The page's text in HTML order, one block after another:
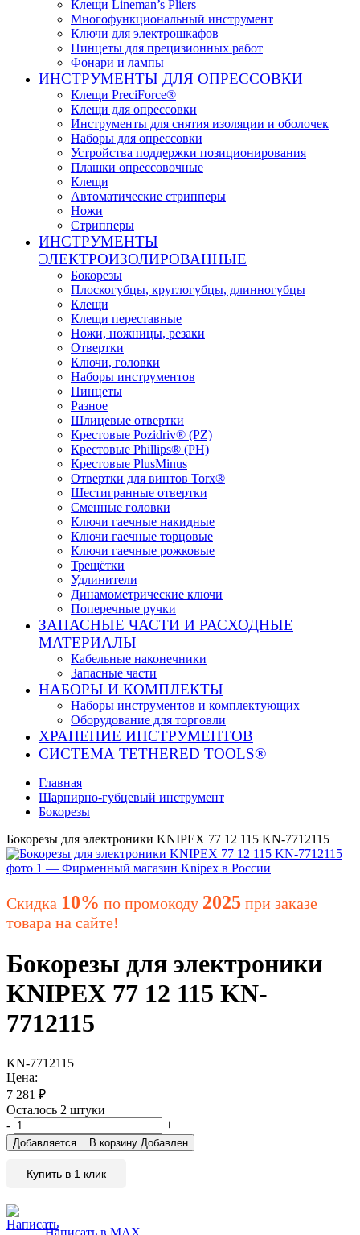
Клещи Lineman’s Pliers
Многофункциональный инструмент
Ключи для электрошкафов
Пинцеты для прецизионных работ
Фонари и лампы
ИНСТРУМЕНТЫ ДЛЯ ОПРЕССОВКИ
Клещи PreciForce®
Клещи для опрессовки
Инструменты для снятия изоляции и оболочек
Наборы для опрессовки
Устройства поддержки позиционирования
Плашки опрессовочные
Клещи
Автоматические стрипперы
Ножи
Стрипперы
ИНСТРУМЕНТЫ
ЭЛЕКТРОИЗОЛИРОВАННЫЕ
Бокорезы
Плоскогубцы, круглогубцы, длинногубцы
Клещи
Клещи переставные
Ножи, ножницы, резаки
Отвертки
Ключи, головки
Наборы инструментов
Пинцеты
Разное
Шлицевые отвертки
Крестовые Pozidriv® (PZ)
Крестовые Phillips® (PH)
Крестовые PlusMinus
Отвертки для винтов Torx®
Шестигранные отвертки
Сменные головки
Ключи гаечные накидные
Ключи гаечные торцовые
Ключи гаечные рожковые
Трещётки
Удлинители
Динамометрические ключи
Поперечные ручки
ЗАПАСНЫЕ ЧАСТИ И РАСХОДНЫЕ
МАТЕРИАЛЫ
Кабельные наконечники
Запасные части
НАБОРЫ И КОМПЛЕКТЫ
Наборы инструментов и комплектующих
Оборудование для торговли
ХРАНЕНИЕ ИНС­ТРУ­МЕН­ТОВ
СИСТЕМА TETHERED TOOLS®
Главная
Шарнирно-губцевый инструмент
Бокорезы
Бокорезы для электроники KNIPEX 77 12 115 KN-7712115
Скидка 10% по промокоду 2025 при заказе
товара на сайте!
Бокорезы для электроники
KNIPEX 77 12 115 KN-
7712115
KN-7712115
Цена:
7 281 ₽
Осталось 2 штуки
-
+
Добавляется... В корзину Добавлен
Купить в 1 клик
Написать в MAX